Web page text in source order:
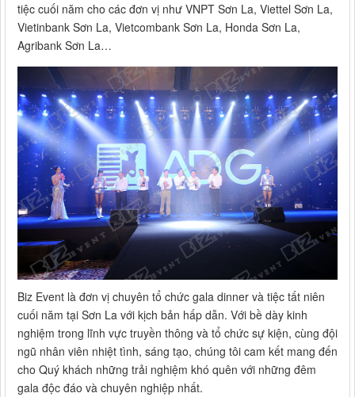
tiệc cuối năm cho các đơn vị như VNPT Sơn La, Viettel Sơn La,
Vietinbank Sơn La, Vietcombank Sơn La, Honda Sơn La,
Agribank Sơn La…
Biz Event là đơn vị chuyên tổ chức gala dinner và tiệc tất niên
cuối năm tại Sơn La với kịch bản hấp dẫn. Với bề dày kinh
nghiệm trong lĩnh vực truyền thông và tổ chức sự kiện, cùng đội
ngũ nhân viên nhiệt tình, sáng tạo, chúng tôi cam kết mang đến
cho Quý khách những trải nghiệm khó quên với những đêm
gala độc đáo và chuyên nghiệp nhất.